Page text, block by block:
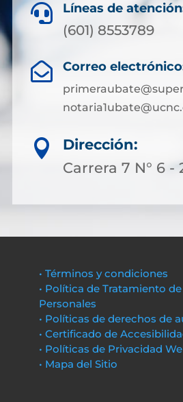
 Líneas de
(601) 8553789
 Correo

Dirección:
Carrera 7 N° 6 -
• Términos y condiciones
• Política de Tratamiento
Personales
• Políticas de derechos de
• Certificado de
• Políticas de Privacidad
• Mapa del Sitio